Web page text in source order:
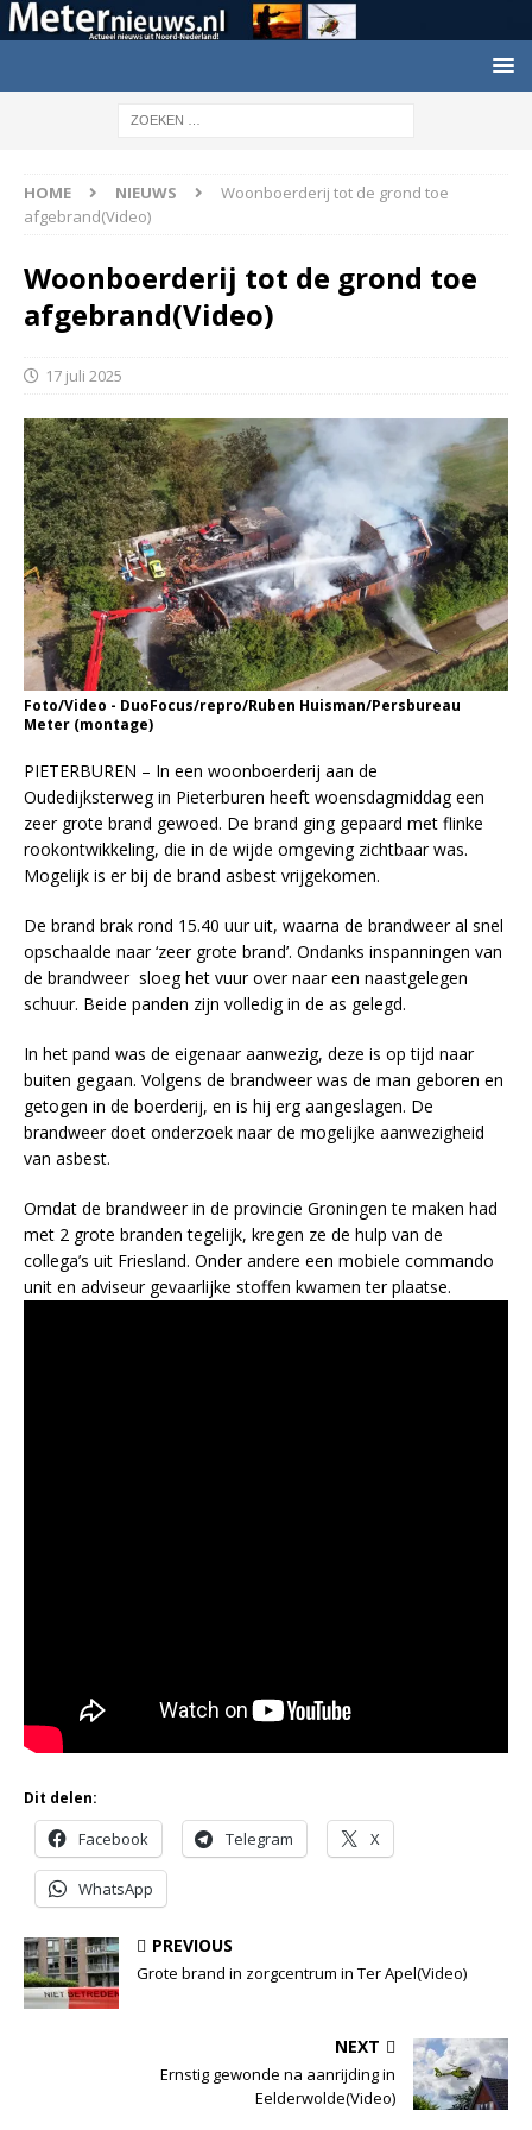
HOME NIEUWS
Woonboerderij tot de grond toe
afgebrand(Video)
Woonboerderij tot de grond toe
afgebrand(Video)
17 juli 2025
Foto/Video - DuoFocus/repro/Ruben Huisman/Persbureau
Meter (montage)
PIETERBUREN – In een woonboerderij aan de
Oudedijksterweg in Pieterburen heeft woensdagmiddag een
zeer grote brand gewoed. De brand ging gepaard met flinke
rookontwikkeling, die in de wijde omgeving zichtbaar was.
Mogelijk is er bij de brand asbest vrijgekomen.
De brand brak rond 15.40 uur uit, waarna de brandweer al snel
opschaalde naar ‘zeer grote brand’. Ondanks inspanningen van
de brandweer sloeg het vuur over naar een naastgelegen
schuur. Beide panden zijn volledig in de as gelegd.
In het pand was de eigenaar aanwezig, deze is op tijd naar
buiten gegaan. Volgens de brandweer was de man geboren en
getogen in de boerderij, en is hij erg aangeslagen. De
brandweer doet onderzoek naar de mogelijke aanwezigheid
van asbest.
Omdat de brandweer in de provincie Groningen te maken had
met 2 grote branden tegelijk, kregen ze de hulp van de
collega’s uit Friesland. Onder andere een mobiele commando
unit en adviseur gevaarlijke stoffen kwamen ter plaatse.
Dit delen:
Facebook Telegram X
WhatsApp
PREVIOUS
Grote brand in zorgcentrum in Ter Apel(Video)
NEXT
Ernstig gewonde na aanrijding in
Eelderwolde(Video)